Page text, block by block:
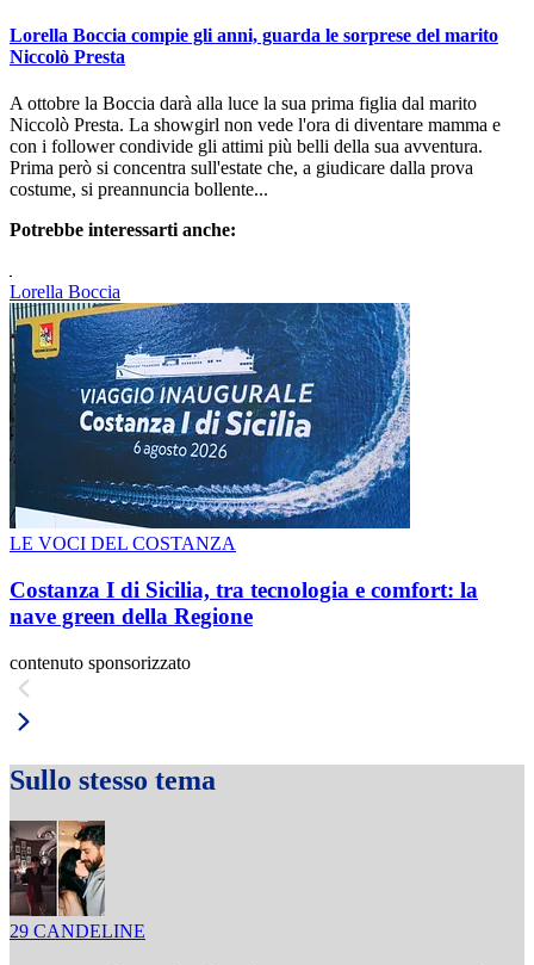
Lorella Boccia compie gli anni, guarda le sorprese del marito
Niccolò Presta
A ottobre la Boccia darà alla luce la sua prima figlia dal marito
Niccolò Presta. La showgirl non vede l'ora di diventare mamma e
con i follower condivide gli attimi più belli della sua avventura.
Prima però si concentra sull'estate che, a giudicare dalla prova
costume, si preannuncia bollente...
Potrebbe interessarti anche:
Lorella Boccia
LE VOCI DEL COSTANZA
Costanza I di Sicilia, tra tecnologia e comfort: la
nave green della Regione
contenuto sponsorizzato
Sullo stesso tema
29 CANDELINE